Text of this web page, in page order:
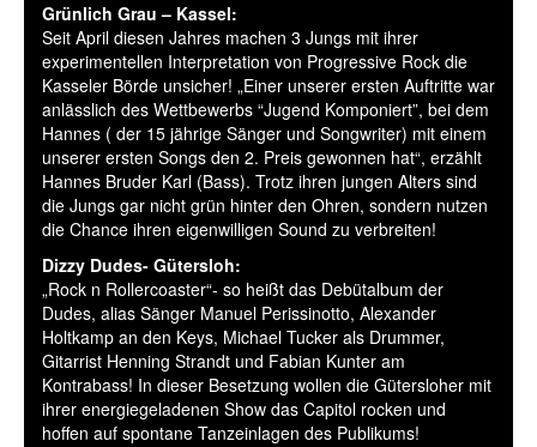
Grünlich Grau – Kassel:
Seit April diesen Jahres machen 3 Jungs mit ihrer
experimentellen Interpretation von Progressive Rock die
Kasseler Börde unsicher! „Einer unserer ersten Auftritte war
anlässlich des Wettbewerbs “Jugend Komponiert”, bei dem
Hannes ( der 15 jährige Sänger und Songwriter) mit einem
unserer ersten Songs den 2. Preis gewonnen hat“, erzählt
Hannes Bruder Karl (Bass). Trotz ihren jungen Alters sind
die Jungs gar nicht grün hinter den Ohren, sondern nutzen
die Chance ihren eigenwilligen Sound zu verbreiten!
Dizzy Dudes- Gütersloh:
„Rock n Rollercoaster“- so heißt das Debütalbum der
Dudes, alias Sänger Manuel Perissinotto, Alexander
Holtkamp an den Keys, Michael Tucker als Drummer,
Gitarrist Henning Strandt und Fabian Kunter am
Kontrabass! In dieser Besetzung wollen die Gütersloher mit
ihrer energiegeladenen Show das Capitol rocken und
hoffen auf spontane Tanzeinlagen des Publikums!